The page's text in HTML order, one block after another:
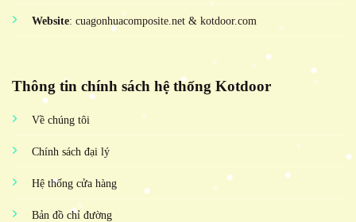
Website: cuagonhuacomposite.net & kotdoor.com
Thông tin chính sách hệ thống Kotdoor
Về chúng tôi
Chính sách đại lý
Hệ thống cửa hàng
Bản đồ chỉ đường